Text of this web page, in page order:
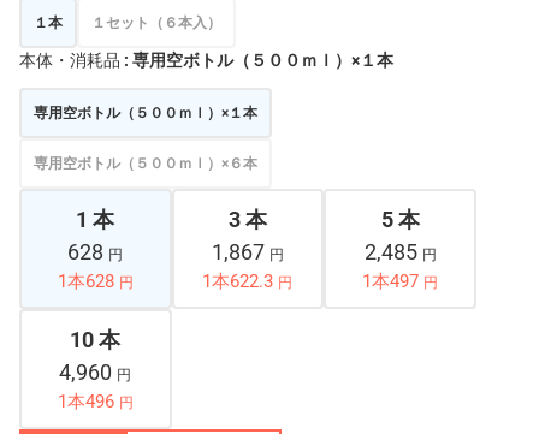
１本 １セット（６本入）
本体・消耗品 : 専用空ボトル（５００ｍｌ）×１本
専用空ボトル（５００ｍｌ）×１本
専用空ボトル（５００ｍｌ）×６本
1 本
628 円
1本628 円
3 本
1,867 円
1本622.3 円
5 本
2,485 円
1本497 円
10 本
4,960 円
1本496 円